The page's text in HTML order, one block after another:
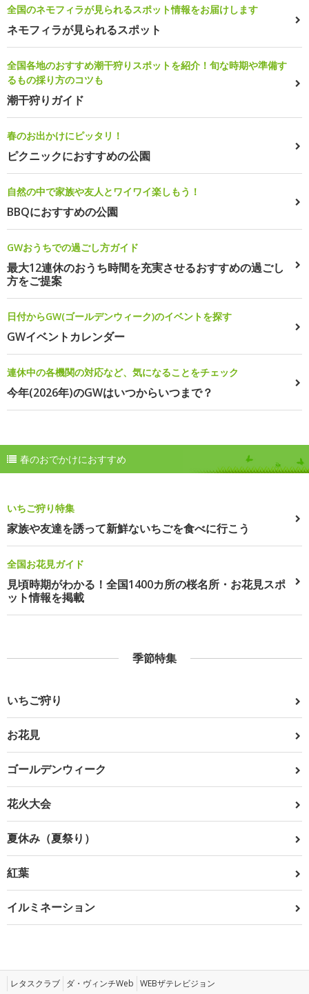
全国のネモフィラが見られるスポット情報をお届けします
ネモフィラが見られるスポット
全国各地のおすすめ潮干狩りスポットを紹介！旬な時期や準備す
るもの採り方のコツも
潮干狩りガイド
春のお出かけにピッタリ！
ピクニックにおすすめの公園
自然の中で家族や友人とワイワイ楽しもう！
BBQにおすすめの公園
GWおうちでの過ごし方ガイド
最大12連休のおうち時間を充実させるおすすめの過ごし
方をご提案
日付からGW(ゴールデンウィーク)のイベントを探す
GWイベントカレンダー
連休中の各機関の対応など、気になることをチェック
今年(2026年)のGWはいつからいつまで？
春のおでかけにおすすめ
いちご狩り特集
家族や友達を誘って新鮮ないちごを食べに行こう
全国お花見ガイド
見頃時期がわかる！全国1400カ所の桜名所・お花見スポ
ット情報を掲載
季節特集
いちご狩り
お花見
ゴールデンウィーク
花火大会
夏休み（夏祭り）
紅葉
イルミネーション
レタスクラブ ダ・ヴィンチWeb WEBザテレビジョン